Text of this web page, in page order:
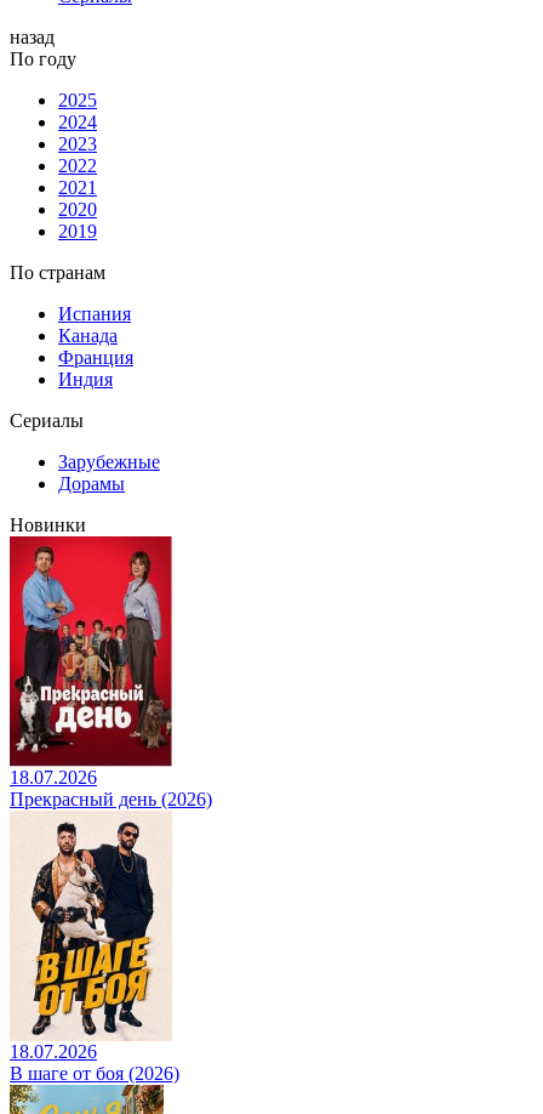
назад
По году
2025
2024
2023
2022
2021
2020
2019
По странам
Испания
Канада
Франция
Индия
Сериалы
Зарубежные
Дорамы
Новинки
18.07.2026
Прекрасный день (2026)
18.07.2026
В шаге от боя (2026)